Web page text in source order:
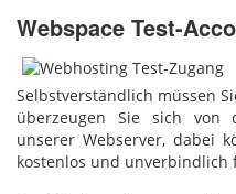
Webspace Test-
Selbstverständlich müssen
überzeugen Sie sich von
unserer Webserver, dabei
kostenlos und unverbindlich